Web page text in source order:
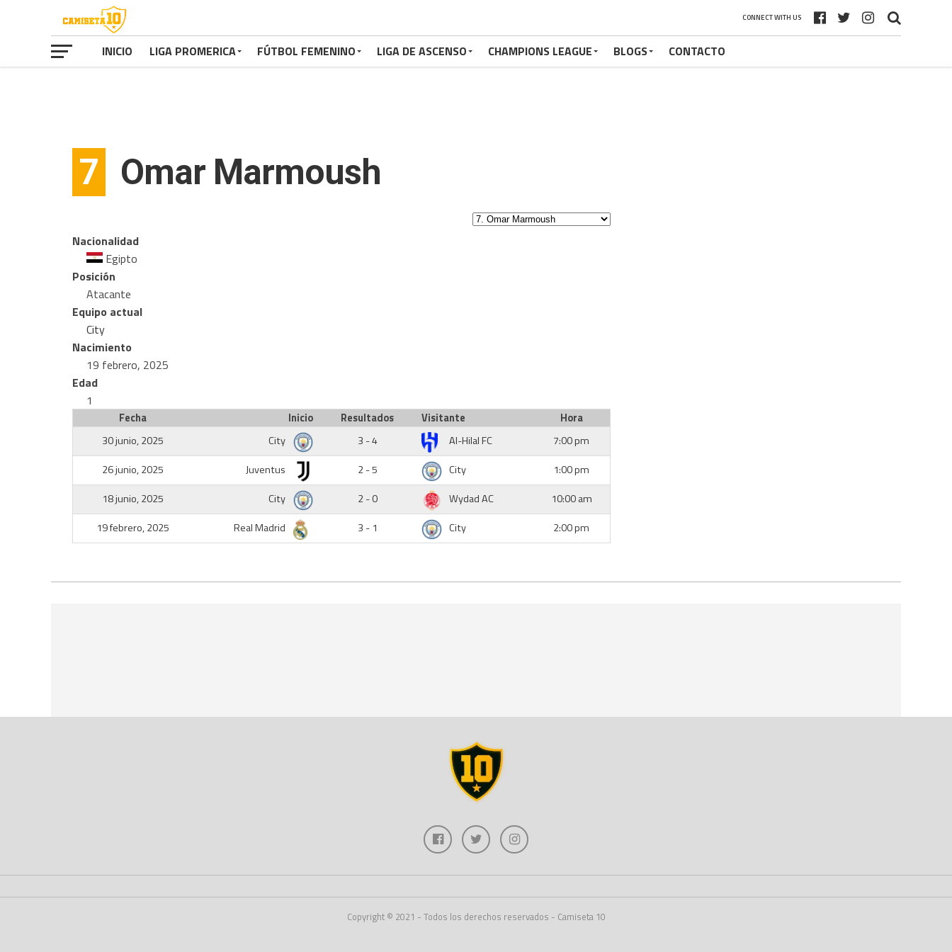
CONNECT WITH US
INICIO LIGA PROMERICA FÚTBOL FEMENINO LIGA DE ASCENSO CHAMPIONS LEAGUE BLOGS CONTACTO
7 Omar Marmoush
Nacionalidad
Egipto
Posición
Atacante
Equipo actual
City
Nacimiento
19 febrero, 2025
Edad
1
Fecha Inicio Resultados Visitante
Hora
30 junio, 2025
City 3 - 4 Al-Hilal FC
7:00 pm
26 junio, 2025
Juventus 2 - 5 City
1:00 pm
18 junio, 2025
City 2 - 0 Wydad AC
10:00 am
19 febrero, 2025
Real Madrid 3 - 1 City 2:00 pm
Copyright © 2021 - Todos los derechos reservados - Camiseta 10